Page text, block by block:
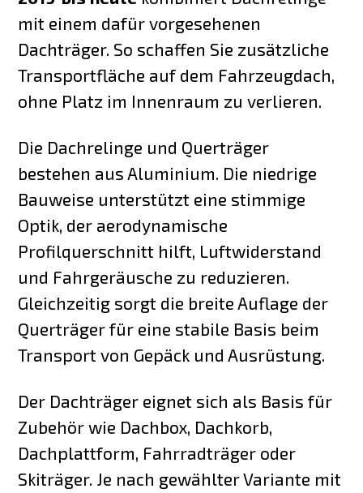
mit einem dafür vorgesehenen
Dachträger. So schaffen Sie zusätzliche
Transportfläche auf dem Fahrzeugdach,
ohne Platz im Innenraum zu verlieren.
Die Dachrelinge und Querträger
bestehen aus Aluminium. Die niedrige
Bauweise unterstützt eine stimmige
Optik, der aerodynamische
Profilquerschnitt hilft, Luftwiderstand
und Fahrgeräusche zu reduzieren.
Gleichzeitig sorgt die breite Auflage der
Querträger für eine stabile Basis beim
Transport von Gepäck und Ausrüstung.
Der Dachträger eignet sich als Basis für
Zubehör wie Dachbox, Dachkorb,
Dachplattform, Fahrradträger oder
Skiträger. Je nach gewählter Variante mit